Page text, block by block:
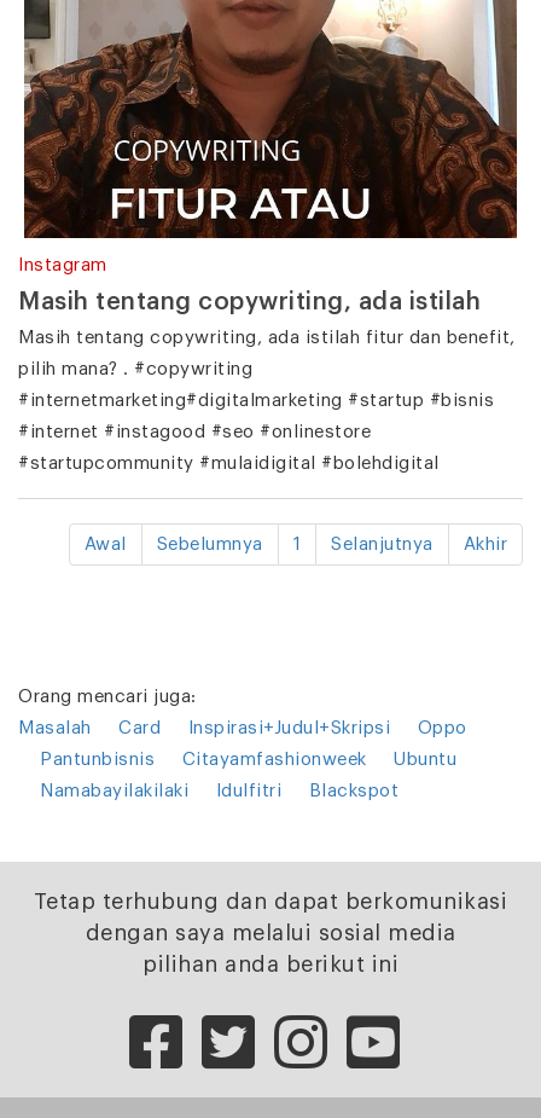
Instagram
Masih tentang copywriting, ada istilah
Masih tentang copywriting, ada istilah fitur dan benefit,
pilih mana? . #copywriting
#internetmarketing#digitalmarketing #startup #bisnis
#internet #instagood #seo #onlinestore
#startupcommunity #mulaidigital #bolehdigital
Awal Sebelumnya 1 Selanjutnya Akhir
Orang mencari juga:
Masalah
Card Inspirasi+Judul+Skripsi
Oppo
Pantunbisnis
Citayamfashionweek
Ubuntu
Namabayilakilaki
Idulfitri Blackspot
Tetap terhubung dan dapat berkomunikasi
dengan saya melalui sosial media
pilihan anda berikut ini